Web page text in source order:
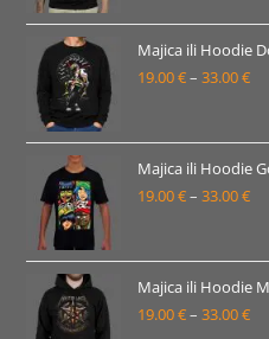
od
do
Majica ili Hoodie
19.00€– 33.00€
od
do
Majica ili Hoodie
19.00€– 33.00€
od
do
Majica ili Hoodie
19.00€– 33.00€